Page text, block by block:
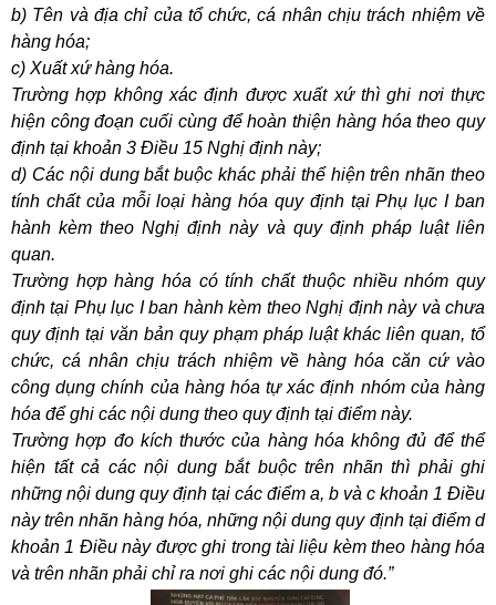
b) Tên và địa chỉ của tổ chức, cá nhân chịu trách nhiệm về
hàng hóa;
c) Xuất xứ hàng hóa.
Trường hợp không xác định được xuất xứ thì ghi nơi thực
hiện công đoạn cuối cùng để hoàn thiện hàng hóa theo quy
định tại khoản 3 Điều 15 Nghị định này;
d) Các nội dung bắt buộc khác phải thể hiện trên nhãn theo
tính chất của mỗi loại hàng hóa quy định tại Phụ lục I ban
hành kèm theo Nghị định này và quy định pháp luật liên
quan.
Trường hợp hàng hóa có tính chất thuộc nhiều nhóm quy
định tại Phụ lục I ban hành kèm theo Nghị định này và chưa
quy định tại văn bản quy phạm pháp luật khác liên quan, tổ
chức, cá nhân chịu trách nhiệm về hàng hóa căn cứ vào
công dụng chính của hàng hóa tự xác định nhóm của hàng
hóa để ghi các nội dung theo quy định tại điểm này.
Trường hợp đo kích thước của hàng hóa không đủ để thể
hiện tất cả các nội dung bắt buộc trên nhãn thì phải ghi
những nội dung quy định tại các điểm a, b và c khoản 1 Điều
này trên nhãn hàng hóa, những nội dung quy định tại điểm d
khoản 1 Điều này được ghi trong tài liệu kèm theo hàng hóa
và trên nhãn phải chỉ ra nơi ghi các nội dung đó.”